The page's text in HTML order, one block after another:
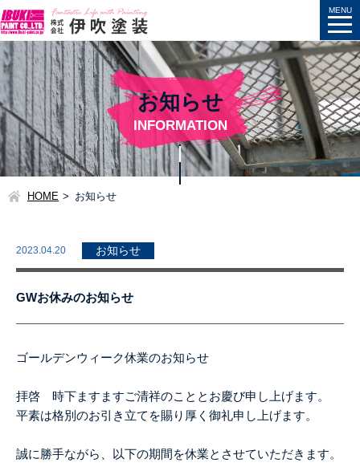
お知らせ
INFORMATION
HOME お知らせ
2023.04.20 お知らせ
GWお休みのお知らせ
ゴールデンウィーク休業のお知らせ
拝啓 時下ますますご清祥のこととお慶び申し上げます。
平素は格別のお引き立てを賜り厚く御礼申し上げます。
誠に勝手ながら、以下の期間を休業とさせていただきます。